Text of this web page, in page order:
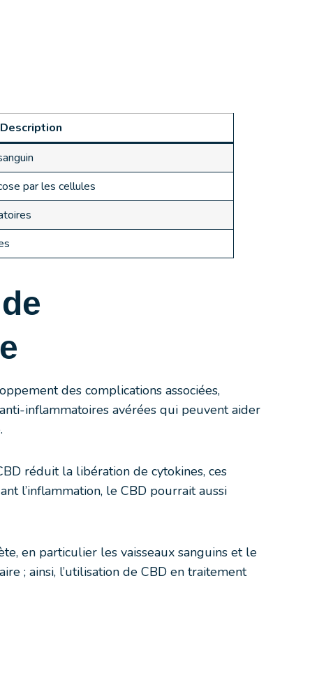
Description
par les cellules
des complications associées,
inflammatoires avérées qui peuvent aider
réduit la libération de cytokines, ces
l’inflammation, le CBD pourrait aussi
en particulier les vaisseaux sanguins et le
; ainsi, l’utilisation de CBD en traitement